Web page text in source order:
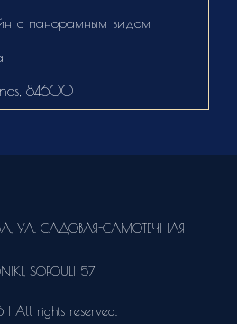
с панорамным видом
84600
УЛ. САДОВАЯ-САМОТЕЧНАЯ
SOFOULI 57
All rights reserved.